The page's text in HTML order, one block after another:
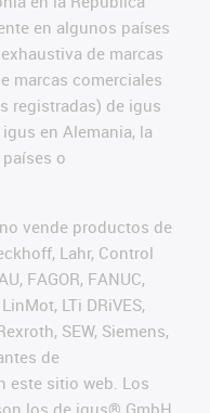
en algunos países
de marcas
marcas comerciales
registradas) de igus
en Alemania, la
o
vende productos de
Lahr, Control
FAGOR, FANUC,
LTi DRiVES,
SEW, Siemens,
de
este sitio web. Los
los de igus® GmbH.